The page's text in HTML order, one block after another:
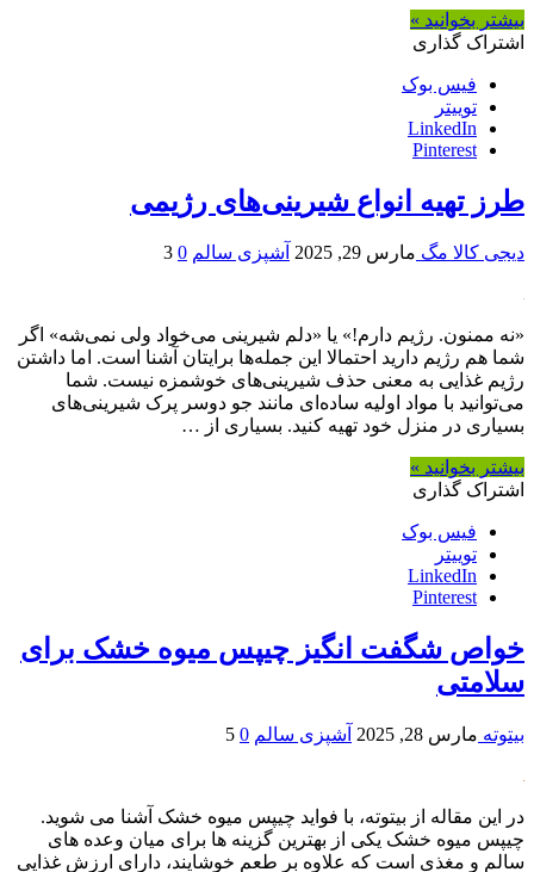
بیشتر بخوانید »
اشتراک گذاری
فیس بوک
توییتر
LinkedIn
Pinterest
طرز تهیه انواع شیرینی‌های رژیمی
دیجی کالا مگ مارس 29, 2025 آشپزی سالم 0
3
«نه ممنون. رژیم دارم!» یا «دلم شیرینی می‌خواد ولی نمی‌شه» اگر
شما هم رژیم دارید احتمالا این جمله‌ها برایتان آشنا است. اما داشتن
رژیم غذایی به معنی حذف شیرینی‌های خوشمزه نیست. شما
می‌توانید با مواد اولیه ساده‌ای مانند جو دوسر پرک شیرینی‌های
بسیاری در منزل خود تهیه کنید. بسیاری از …
بیشتر بخوانید »
اشتراک گذاری
فیس بوک
توییتر
LinkedIn
Pinterest
خواص شگفت انگیز چیپس میوه خشک برای
سلامتی
بیتوته مارس 28, 2025 آشپزی سالم 0
5
در این مقاله از بیتوته، با فواید چیپس میوه خشک آشنا می شوید.
چیپس میوه خشک یکی از بهترین گزینه ها برای میان وعده های
سالم و مغذی است که علاوه بر طعم خوشایند، دارای ارزش غذایی